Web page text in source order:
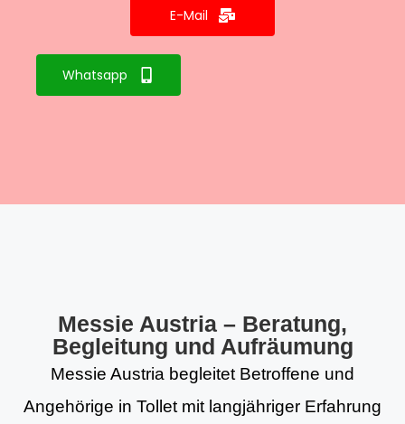
E-Mail
Whatsapp
Messie Austria – Beratung,
Begleitung und Aufräumung
Messie Austria begleitet Betroffene und
Angehörige in Tollet mit langjähriger Erfahrung